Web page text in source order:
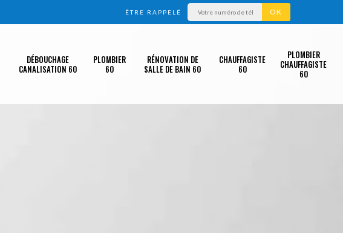
ÊTRE RAPPELÉ
DÉBOUCHAGE
CANALISATION 60
PLOMBIER
60
RÉNOVATION DE
SALLE DE BAIN 60
CHAUFFAGISTE
60
PLOMBIER
CHAUFFAGISTE
60